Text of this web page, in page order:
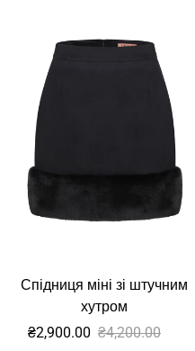
Спідниця міні зі штучним
хутром
Sale
₴2,900.00
Звичайна ₴4,200.00